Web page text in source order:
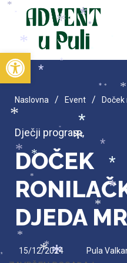
Open toolbar
Naslovna / Event /
Dječji program,
DOČEK
DJEDA
15/12/2024 Pula
*
*
* *
*
*
*
*
*
*
*
*
*
*
*
*
*
*
* *
*
*
*